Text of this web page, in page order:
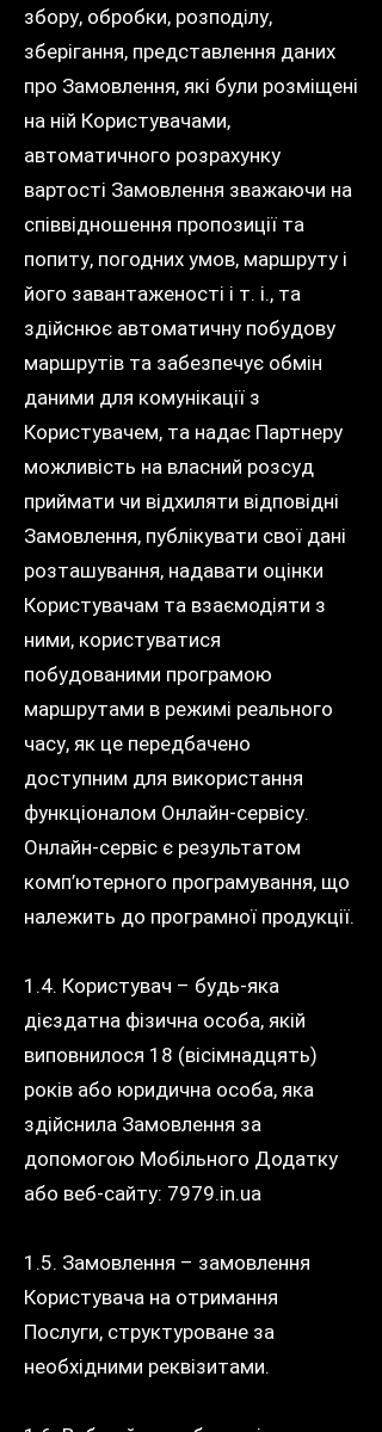
збору, обробки, розподілу,
зберігання, представлення даних
про Замовлення, які були розміщені
на ній Користувачами,
автоматичного розрахунку
вартості Замовлення зважаючи на
співвідношення пропозиції та
попиту, погодних умов, маршруту і
його завантаженості і т. і., та
здійснює автоматичну побудову
маршрутів та забезпечує обмін
даними для комунікації з
Користувачем, та надає Партнеру
можливість на власний розсуд
приймати чи відхиляти відповідні
Замовлення, публікувати свої дані
розташування, надавати оцінки
Користувачам та взаємодіяти з
ними, користуватися
побудованими програмою
маршрутами в режимі реального
часу, як це передбачено
доступним для використання
функціоналом Онлайн-сервісу.
Онлайн-сервіс є результатом
комп’ютерного програмування, що
належить до програмної продукції.
1.4. Користувач – будь-яка
дієздатна фізична особа, якій
виповнилося 18 (вісімнадцять)
років або юридична особа, яка
здійснила Замовлення за
допомогою Мобільного Додатку
або веб-сайту: 7979.in.ua
1.5. Замовлення – замовлення
Користувача на отримання
Послуги, структуроване за
необхідними реквізитами.